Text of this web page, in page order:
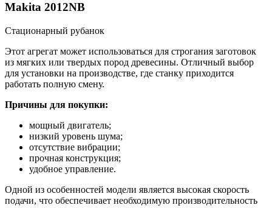
Makita 2012NB
Стационарный рубанок
Этот агрегат может использоваться для строгания заготовок
из мягких или твердых пород древесины. Отличный выбор
для установки на производстве, где станку приходится
работать полную смену.
Причины для покупки:
мощный двигатель;
низкий уровень шума;
отсутствие вибрации;
прочная конструкция;
удобное управление.
Одной из особенностей модели является высокая скорость
подачи, что обеспечивает необходимую производительность